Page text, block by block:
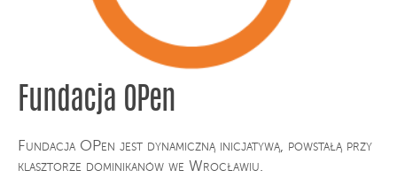
Fundacja OPen
Fundacja OPen jest dynamiczną inicjatywą, powstałą przy
klasztorze dominikanów we Wrocławiu.